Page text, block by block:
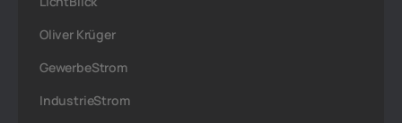
Oliver Krüger
GewerbeStrom
IndustrieStrom